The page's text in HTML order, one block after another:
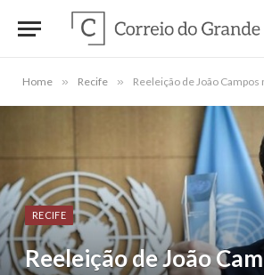
Home » Recife » Reeleição de João Campos no
RECIFE
Reeleição de João